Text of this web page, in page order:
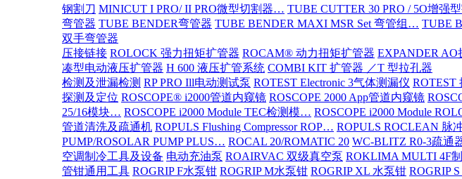
钢割刀 MINICUT I PRO/ II PRO微型切割器… TUBE CUTTER 30 PRO / 5O增强
弯管器 TUBE BENDER弯管器 TUBE BENDER MAXI MSR Set 弯管组… TUBE
双手弯管器
压接链接 ROLOCK 强力扭矩扩管器 ROCAM® 动力扭矩扩管器 EXPANDER AO
凑型电动液压扩管器 H 600 液压扩管系统 COMBI KIT 扩管器 ／T 型拉孔器
检测及泄漏检测 RP PRO Ill电动测试泵 ROTEST Electronic 3气体测漏仪 ROTEST
探测及定位 ROSCOPE® i2000管道内窥镜 ROSCOPE 2000 App管道内窥镜
25/16模块… ROSCOPE i2000 Module TEC检测模… ROSCOPE i2000 Module
管道清洗及疏通机 ROPULS Flushing Compressor ROP… ROPULS ROCLEAN 脉
PUMP/ROSOLAR PUMP PLUS… ROCAL 20/ROMATIC 20 WC-BLITZ R0-3疏通
空调制冷工具及设备 电动充油泵 ROAIRVAC 双级真空泵 ROKLIMA MULTI 4F
管钳通用工具 ROGRIP F水泵钳 ROGRIP M水泵钳 ROGRIP XL 水泵钳 ROGRIP